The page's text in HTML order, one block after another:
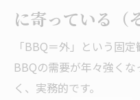
に寄っている（
「BBQ＝外」という固
BBQの需要が年々強く
く、実務的です。